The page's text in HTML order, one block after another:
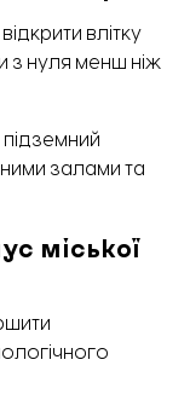
влітку
з нуля менш ніж
залами та
міської